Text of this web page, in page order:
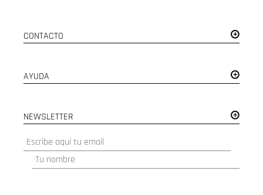
CONTACTO
AYUDA
NEWSLETTER